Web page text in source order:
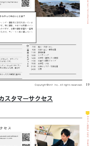
スタマーサクセス